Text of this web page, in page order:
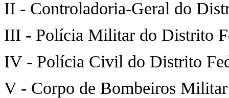
II - Controladoria-Geral do
III - Polícia Militar do Distrito
IV - Polícia Civil do Distrito
V - Corpo de Bombeiros